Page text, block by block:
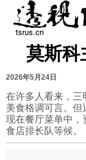
首页
国际
时政
空军
海军
陆军
军事合作
财经
商业
工业
能源
农业
文艺
教育
美食
娱乐
图片新闻
高清图片
漫画
视频
图表
莫斯科
2026年5月24日
在许多人看来，三
美食格调可言。但
现在餐厅菜单中，
食店排长队等候。